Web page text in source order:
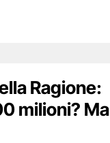
Ragione:
milioni? Ma